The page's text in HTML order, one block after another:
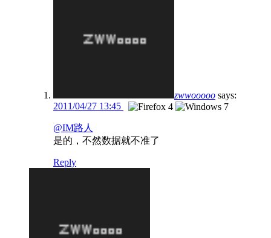
zwwooooo says:
2011/04/27 13:45
@IM路人
是的，不然数据就不准了
Reply